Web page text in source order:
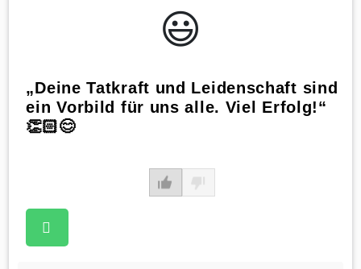
😃️
„Deine Tatkraft und Leidenschaft sind
ein Vorbild für uns alle. Viel Erfolg!“
👏🏻😊